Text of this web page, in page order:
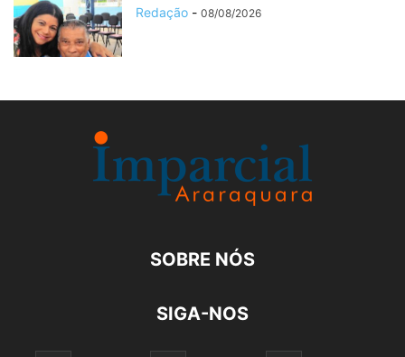
Redação - 08/08/2026
SOBRE NÓS
SIGA-NOS